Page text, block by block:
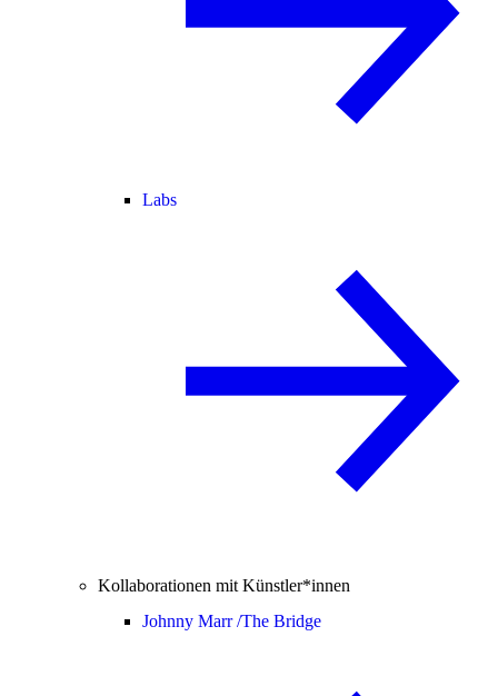
Labs
Kollaborationen mit Künstler*innen
Johnny Marr /The Bridge